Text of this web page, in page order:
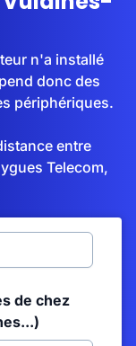
n'a installé
donc des
périphériques.
entre
Telecom,
de chez